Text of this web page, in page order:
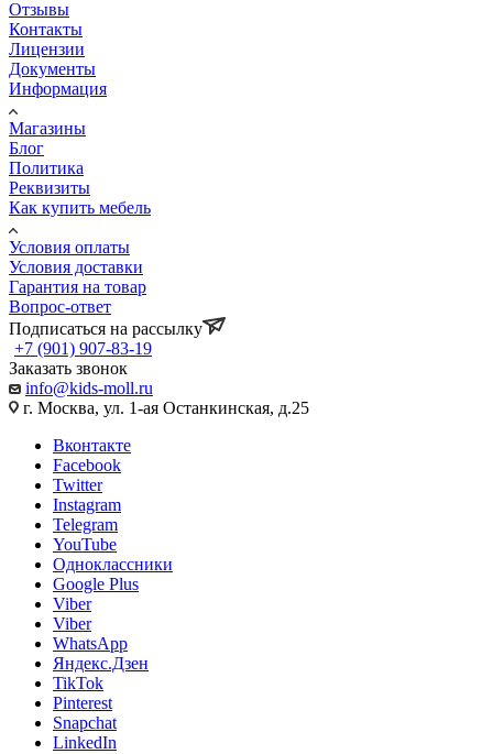
Отзывы
Контакты
Лицензии
Документы
Информация
Магазины
Блог
Политика
Реквизиты
Как купить мебель
Условия оплаты
Условия доставки
Гарантия на товар
Вопрос-ответ
Подписаться на рассылку
+7 (901) 907-83-19
Заказать звонок
info@kids-moll.ru
г. Москва, ул. 1-ая Останкинская, д.25
Вконтакте
Facebook
Twitter
Instagram
Telegram
YouTube
Одноклассники
Google Plus
Viber
Viber
WhatsApp
Яндекс.Дзен
TikTok
Pinterest
Snapchat
LinkedIn